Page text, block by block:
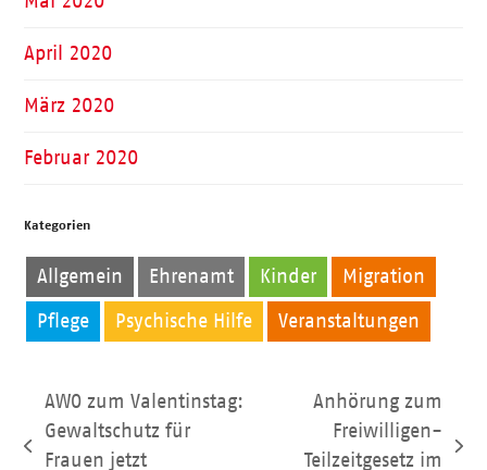
April 2020
März 2020
Februar 2020
Kategorien
Allgemein Ehrenamt Kinder Migration
Pflege Psychische Hilfe Veranstaltungen
vorheriger
AWO zum Valentinstag:
Gewaltschutz für
Frauen jetzt
Nächster
Anhörung zum
Freiwilligen-
Teilzeitgesetz im